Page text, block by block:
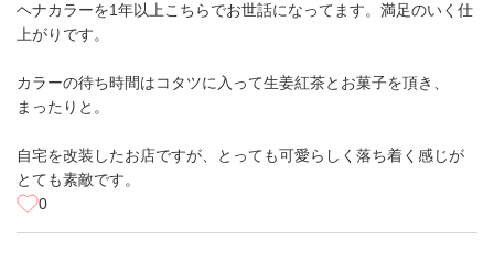
ヘナカラーを1年以上こちらでお世話になってます。満足のいく仕
上がりです。
カラーの待ち時間はコタツに入って生姜紅茶とお菓子を頂き、
まったりと。
自宅を改装したお店ですが、とっても可愛らしく落ち着く感じが
とても素敵です。
0